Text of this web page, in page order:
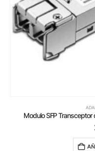
Modulo SFP Transceptor